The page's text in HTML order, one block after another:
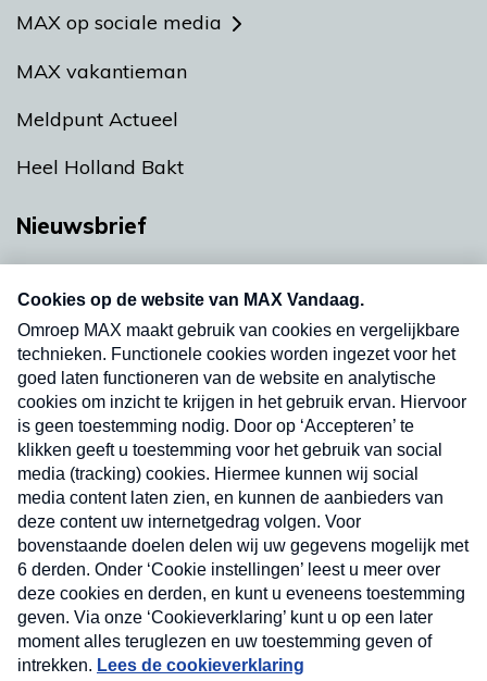
MAX op sociale media
MAX vakantieman
Meldpunt Actueel
Heel Holland Bakt
Nieuwsbrief
nieuwsbrief. Elke vrijdag- en dinsdagochtend in
uw mailbox.
Verzend
Nieuwsbrief
Neem hier een gratis abonnement op onze
nieuwsbrief. Elke vrijdag- en dinsdagochtend in uw